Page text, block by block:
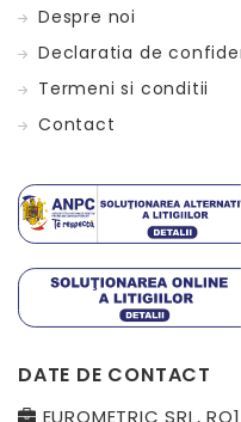
Despre noi
Declaratia de
Termeni si conditii
Contact
DATE DE CONTACT
EUROMETRIC SRL,